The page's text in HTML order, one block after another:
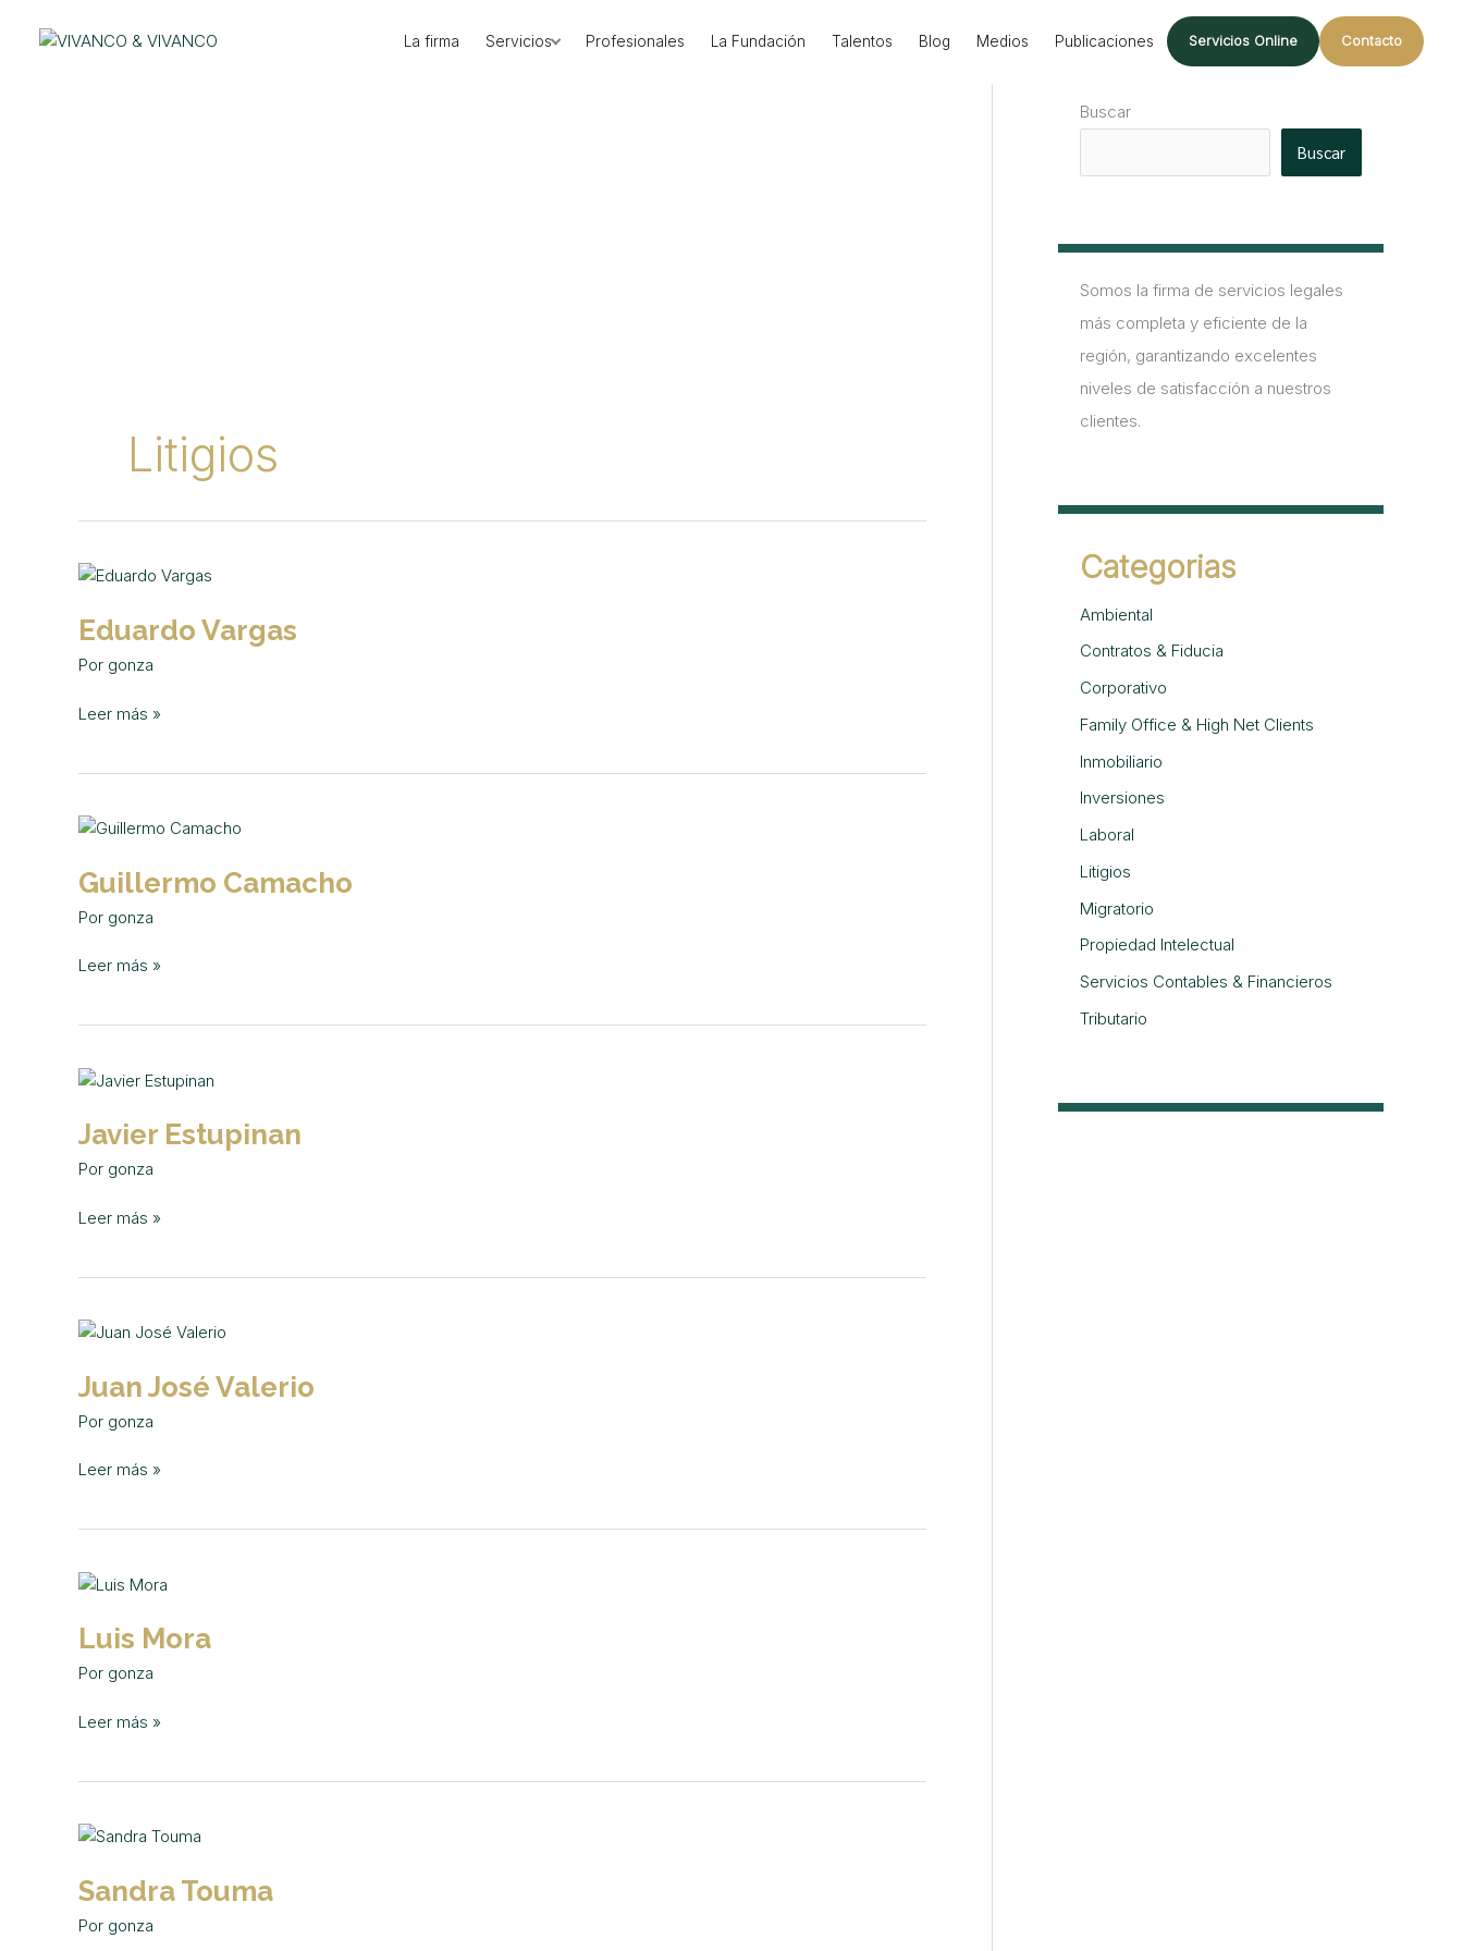
La firma Servicios Profesionales La Fundación Talentos Blog Medios Publicaciones Servicios Online Contacto
Litigios
Eduardo Vargas
Por gonza
Eduardo
Leer más »
Guillermo Camacho
Por gonza
Guillermo
Leer más »
Javier Estupinan
Por gonza
Javier
Leer más »
Juan José Valerio
Por gonza
Juan
Valerio
Leer más »
Luis Mora
Por gonza
Luis
Leer más »
Sandra Touma
Por gonza
Sandra
Buscar
Buscar
Somos la firma de servicios legales
más completa y eficiente de la
región, garantizando excelentes
niveles de satisfacción a nuestros
clientes.
Categorias
Ambiental
Contratos & Fiducia
Corporativo
Family Office & High Net Clients
Inmobiliario
Inversiones
Laboral
Litigios
Migratorio
Propiedad Intelectual
Servicios Contables & Financieros
Tributario